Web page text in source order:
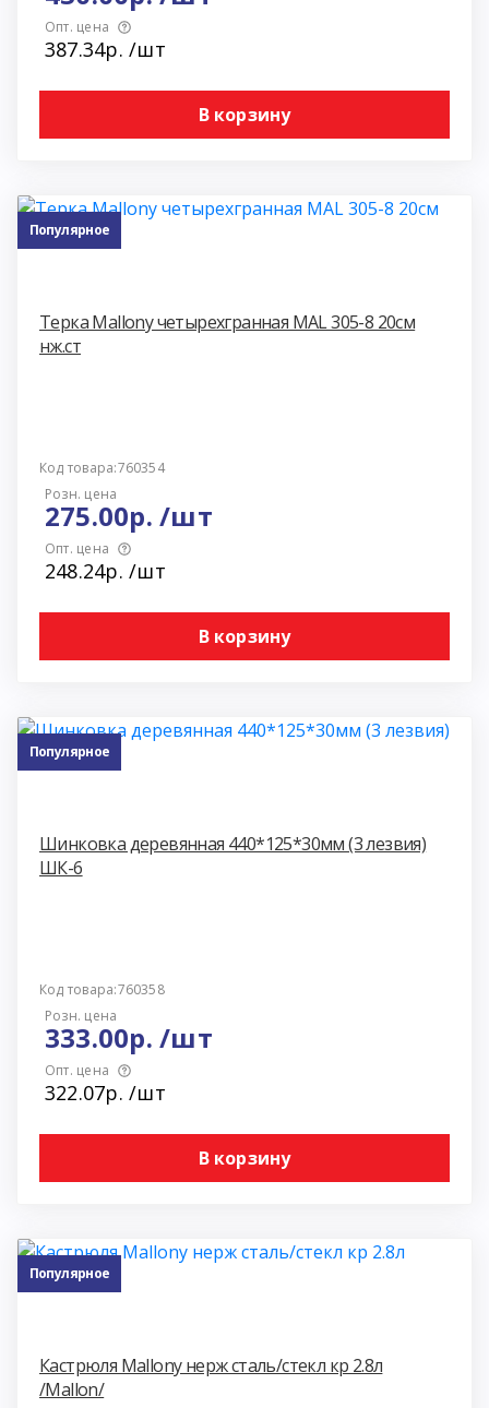
Опт. цена
387.34р. /шт
В корзину
Популярное
Терка Mallony четырехгранная MAL 305-8 20см
нж.ст
Код товара:760354
Розн. цена
275.00р. /шт
Опт. цена
248.24р. /шт
В корзину
Популярное
Шинковка деревянная 440*125*30мм (3 лезвия)
ШК-6
Код товара:760358
Розн. цена
333.00р. /шт
Опт. цена
322.07р. /шт
В корзину
Популярное
Кастрюля Mallony нерж сталь/стекл кр 2.8л
/Mallon/